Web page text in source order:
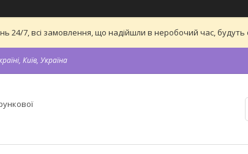
24/7, всі замовлення, що надійшли в неробочий час,
Київ, Україна